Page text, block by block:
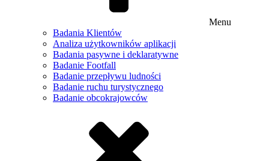
Menu
Badania Klientów
Analiza użytkowników aplikacji
Badania pasywne i deklaratywne
Badanie Footfall
Badanie przepływu ludności
Badanie ruchu turystycznego
Badanie obcokrajowców